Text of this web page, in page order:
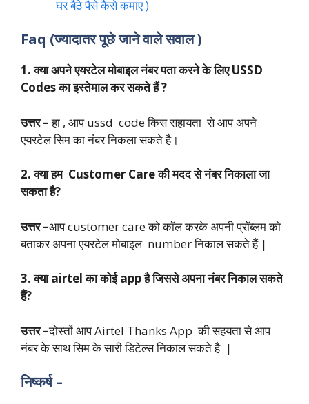
घर बैठे पैसे कैसे कमाए )
Faq (ज्यादातर पूछे जाने वाले सवाल )
1. क्या अपने एयरटेल मोबाइल नंबर पता करने के लिए USSD
Codes का इस्तेमाल कर सकते हैं ?
उत्तर –हा , आप ussd code किस सहायता से आप अपने
एयरटेल सिम का नंबर निकला सकते है।
2. क्या हम Customer Care की मदद से नंबर निकाला जा
सकता है?
उत्तर –आप customer care को कॉल करके अपनी प्रॉब्लम को
बताकर अपना एयरटेल मोबाइल number निकाल सकते हैं |
3. क्या airtel का कोई app है जिससे अपना नंबर निकाल सकते
हैं?
उत्तर –दोस्तों आप Airtel Thanks App की सहयता से आप
नंबर के साथ सिम के सारी डिटेल्स निकाल सकते है |
निष्कर्ष –